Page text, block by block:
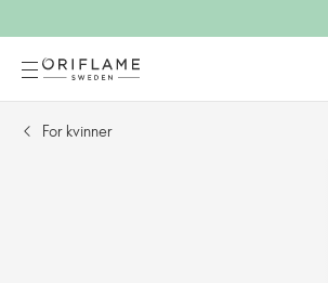
For kvinner